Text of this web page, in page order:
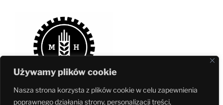
Używamy plików cookie
Nasza strona korzysta z plików cookie w celu zapewnienia
poprawnego działania strony, personalizacji treści,